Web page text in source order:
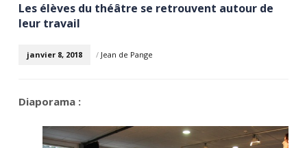
Les élèves du théâtre se retrouvent autour de
leur travail
janvier 8, 2018 / Jean de Pange
Diaporama :